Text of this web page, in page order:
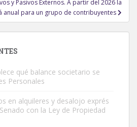
y Pasivos Externos. A partir del 2026 la
anual para un grupo de contribuyentes
qué balance societario se
Personales
en alquileres y desalojo exprés
con la Ley de Propiedad